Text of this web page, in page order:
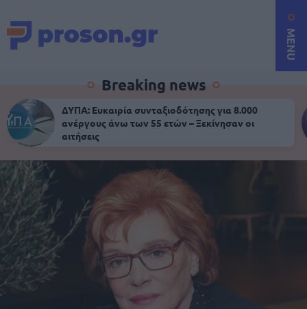
MENU
Breaking news
ΔΥΠΑ: Ευκαιρία συνταξιοδότησης για 8.000
ανέργους άνω των 55 ετών – Ξεκίνησαν οι
αιτήσεις